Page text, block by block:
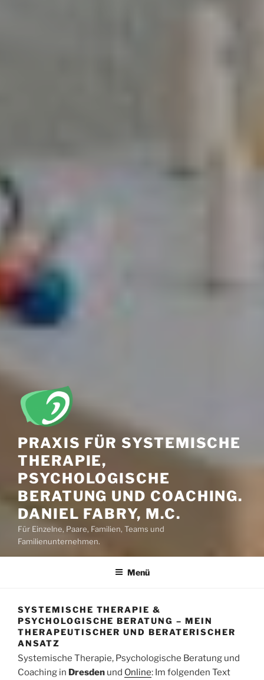
PRAXIS FÜR SYSTEMISCHE
THERAPIE,
PSYCHOLOGISCHE
BERATUNG UND COACHING.
DANIEL FABRY, M.C.
Für Einzelne, Paare, Familien, Teams und
Familienunternehmen.
Menü
SYSTEMISCHE THERAPIE &
PSYCHOLOGISCHE BERATUNG – MEIN
THERAPEUTISCHER UND BERATERISCHER
ANSATZ
Systemische Therapie, Psychologische Beratung und
Coaching in Dresden und Online: Im folgenden Text